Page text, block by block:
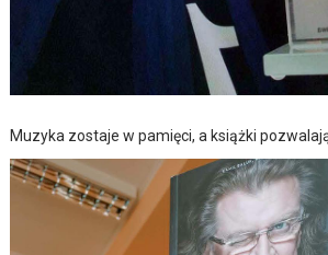
Muzyka zostaje w pamięci, a książki